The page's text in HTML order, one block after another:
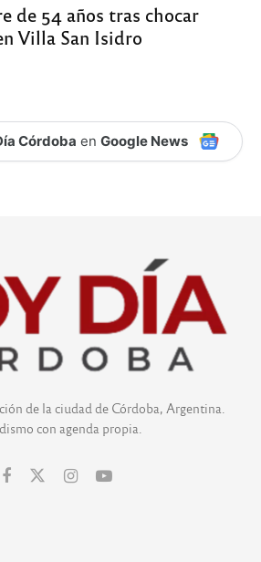
de 54 años tras chocar
Villa San Isidro
Córdoba en Google News
de la ciudad de Córdoba, Argentina.
con agenda propia.